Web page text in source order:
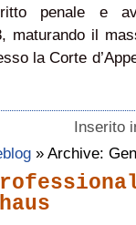
penale e
maturando il
la Corte
Inserito
» Archive: